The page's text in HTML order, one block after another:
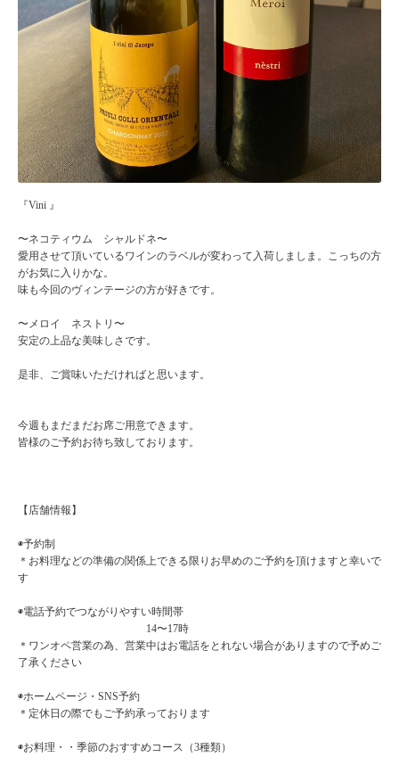
『Vini 』
〜ネコティウム シャルドネ〜
愛用させて頂いているワインのラベルが変わって入荷しましま。こっちの方
がお気に入りかな。
味も今回のヴィンテージの方が好きです。
〜メロイ ネストリ〜
安定の上品な美味しさです。
是非、ご賞味いただければと思います。
今週もまだまだお席ご用意できます。
皆様のご予約お待ち致しております。
【店舗情報】
◉予約制
＊お料理などの準備の関係上できる限りお早めのご予約を頂けますと幸いで
す
◉電話予約でつながりやすい時間帯
14〜17時
＊ワンオペ営業の為、営業中はお電話をとれない場合がありますので予めご
了承ください
◉ホームページ・SNS予約
＊定休日の際でもご予約承っております
◉お料理・・季節のおすすめコース（3種類）